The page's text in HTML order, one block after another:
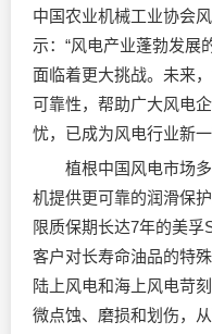
中国农业机械工业协会
示：“风电产业蓬勃发展
面临着更大挑战。未来
可靠性，帮助广大风电
忧，已成为风电行业新
植根中国风电市场多
机提供更可靠的润滑保
限质保期长达7年的美孚
客户对长寿命油品的特
陆上风电和海上风电苛
微点蚀、磨损和划伤，